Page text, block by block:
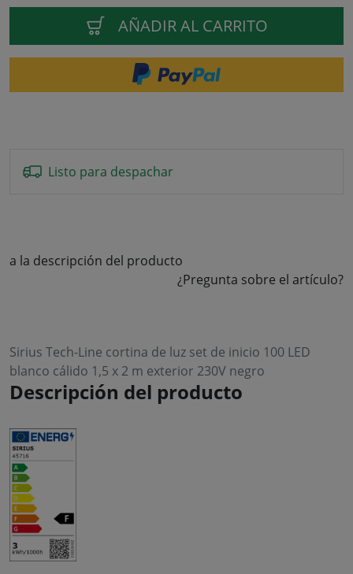
AÑADIR AL CARRITO
Listo para despachar
a la descripción del producto
¿Pregunta sobre el artículo?
Sirius Tech-Line cortina de luz set de inicio 100 LED
blanco cálido 1,5 x 2 m exterior 230V negro
Descripción del producto